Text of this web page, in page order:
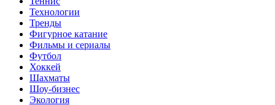
Технологии
Тренды
Фигурное катание
Фильмы и сериалы
Футбол
Хоккей
Шахматы
Шоу-бизнес
Экология